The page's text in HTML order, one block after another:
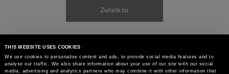
THIS WEBSITE USES COOKIES
We use cookies to personalise content and ads, to provide social media features and to
analyse our traffic. We also share information about your use of our site with our social
media, advertising and analytics partners who may combine it with other information that
Zurück zu